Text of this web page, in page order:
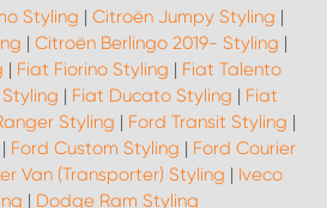
Styling | Citroën Jumpy Styling |
| Citroën Berlingo 2019- Styling |
| Fiat Fiorino Styling | Fiat Talento
| Fiat Ducato Styling | Fiat
Styling | Ford Transit Styling |
| Ford Custom Styling | Ford Courier
Van (Transporter) Styling | Iveco
| Dodge Ram Styling